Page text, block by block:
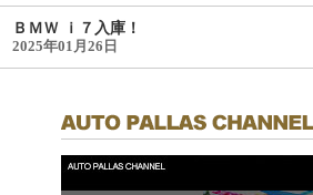
ＢＭＷ ｉ７入庫！
2025年01月26日